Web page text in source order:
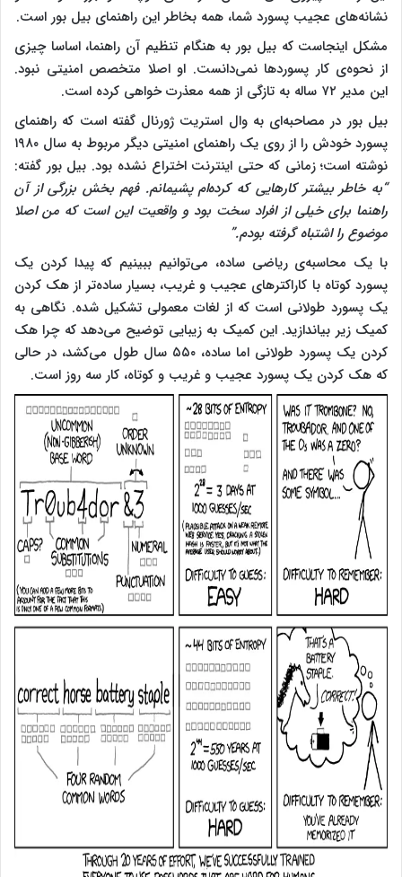
نشانه‌های عجیب پسورد شما، همه بخاطر این راهنمای بیل بور است.
مشکل اینجاست که بیل بور به هنگام تنظیم آن راهنما، اساسا چیزی
از نحوه‌ی کار پسوردها نمی‌دانست. او اصلا متخصص امنیتی نبود.
این مدیر ۷۲ ساله به تازگی از همه معذرت خواهی کرده است.
بیل بور در مصاحبه‌ای به وال استریت ژورنال گفته است که راهنمای
پسورد خودش را از روی یک راهنمای امنیتی دیگر مربوط به سال ۱۹۸۰
نوشته است؛ زمانی که حتی اینترنت اختراع نشده بود. بیل بور گفته:‌
“به خاطر بیشتر کارهایی که کرده‌ام پشیمانم. فهم بخش بزرگی از آن
راهنما برای خیلی از افراد سخت بود و واقعیت این است که من اصلا
موضوع را اشتباه گرفته بودم.”
با یک محاسبه‌ی ریاضی ساده، می‌توانیم ببینیم که پیدا کردن یک
پسورد کوتاه با کاراکترهای عجیب و غریب، بسیار ساده‌تر از هک کردن
یک پسورد طولانی است که از لغات معمولی تشکیل شده. نگاهی به
کمیک زیر بیاندازید. این کمیک به زیبایی توضیح می‌دهد که چرا هک
کردن یک پسورد طولانی اما ساده، ۵۵۰ سال طول می‌کشد، در حالی
که هک کردن یک پسورد عجیب و غریب و کوتاه، کار سه روز است.